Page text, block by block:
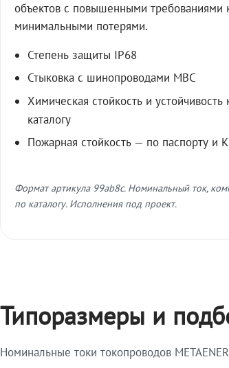
объектов с повышенными требованиями
минимальными потерями.
Степень защиты IP68
Стыковка с шинопроводами МВС
Химическая стойкость и
каталогу
Пожарная стойкость — по паспорту и
Формат артикула 99ab8c. Номинальный ток,
по каталогу. Исполнения под проект.
Типоразмеры и
Номинальные токи токопроводов